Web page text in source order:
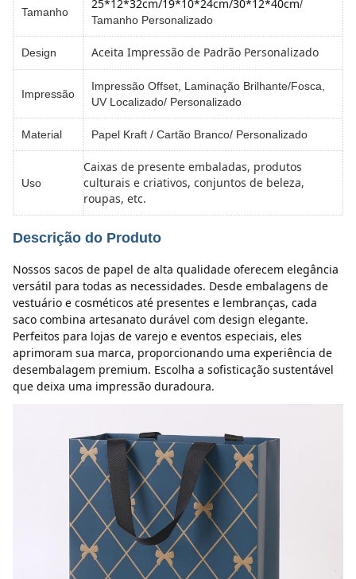
Tamanho
25*12*32cm/19*10*24cm/30*12*40cm/
Tamanho Personalizado
Design Aceita Impressão de Padrão Personalizado
Impressão
Impressão Offset, Laminação Brilhante/Fosca,
UV Localizado/ Personalizado
Material Papel Kraft / Cartão Branco/ Personalizado
Uso
Caixas de presente embaladas, produtos
culturais e criativos, conjuntos de beleza,
roupas, etc.
Descrição do Produto
Nossos sacos de papel de alta qualidade oferecem elegância
versátil para todas as necessidades. Desde embalagens de
vestuário e cosméticos até presentes e lembranças, cada
saco combina artesanato durável com design elegante.
Perfeitos para lojas de varejo e eventos especiais, eles
aprimoram sua marca, proporcionando uma experiência de
desembalagem premium. Escolha a sofisticação sustentável
que deixa uma impressão duradoura.